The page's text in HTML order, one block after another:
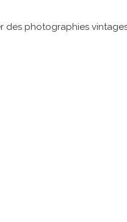
des photographies